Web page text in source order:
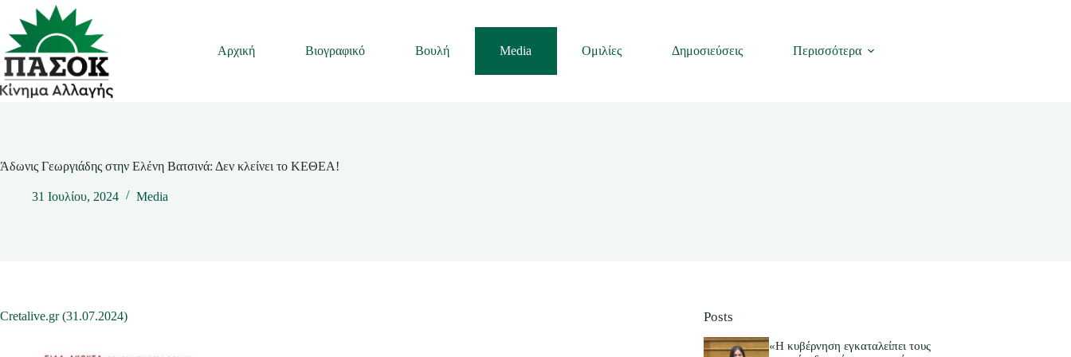
Μετάβαση
περιεχόμενο
Αρχική
Βιογραφικό Βουλή Media Ομιλίες Δημοσιεύσεις Περισσότερα
Άδωνις Γεωργιάδης στην Ελένη Βατσινά: Δεν κλείνει το ΚΕΘΕΑ!
31 Ιουλίου, 2024 Media
Cretalive.gr (31.07.2024) Posts
«Η κυβέρνηση εγκαταλείπει τους